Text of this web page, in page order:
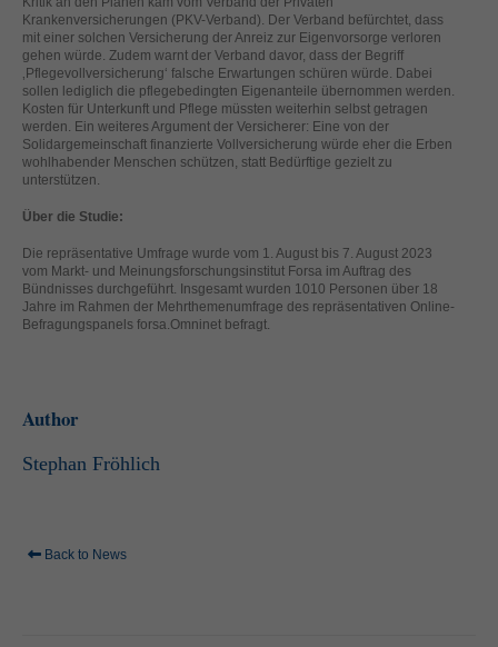
Krankenversicherungen (PKV-Verband). Der Verband befürchtet, dass
mit einer solchen Versicherung der Anreiz zur Eigenvorsorge verloren
gehen würde. Zudem warnt der Verband davor, dass der Begriff
‚Pflegevollversicherung‘ falsche Erwartungen schüren würde. Dabei
sollen lediglich die pflegebedingten Eigenanteile übernommen werden.
Kosten für Unterkunft und Pflege müssten weiterhin selbst getragen
werden. Ein weiteres Argument der Versicherer: Eine von der
Solidargemeinschaft finanzierte Vollversicherung würde eher die Erben
wohlhabender Menschen schützen, statt Bedürftige gezielt zu
unterstützen.
Über die Studie:
Die repräsentative Umfrage wurde vom 1. August bis 7. August 2023
vom Markt- und Meinungsforschungsinstitut Forsa im Auftrag des
Bündnisses durchgeführt. Insgesamt wurden 1010 Personen über 18
Jahre im Rahmen der Mehrthemenumfrage des repräsentativen Online-
Befragungspanels forsa.Omninet befragt.
Author
Stephan Fröhlich
Back to News
helfen, diese Website und Ihre Erfahrung zu verbessern.
Personenbezogene Daten können verarbeitet werden (z. B. IP-
Adressen), z. B. für personalisierte Anzeigen und Inhalte oder
Anzeigen- und Inhaltsmessung. Weitere Informationen über die
Verwendung Ihrer Daten finden Sie in unserer
Datenschutzerklärung.
Hier finden Sie eine Übersicht über alle verwendeten Cookies. Sie
können Ihre Einwilligung zu ganzen Kategorien geben oder sich
weitere Informationen anzeigen lassen und so nur bestimmte
Zurück Nur essenzielle Cookies akzeptieren
Datenschutzeinstellungen
Essenziell (1)
Externe Medien (2)
mehr.